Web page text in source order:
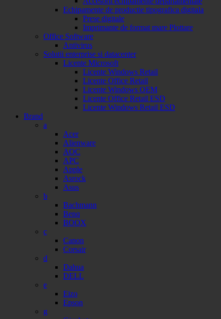
Echipamente de productie tipografica digitala
Prese digitale
Imprimante de format mare Plottare
Office Software
Antivirus
Solutii enterprise si datacenter
Licente Microsoft
Licente Windows Retail
Licente Office Retail
Licente Windows OEM
Licente Office Retail ESD
Licente Windows Retail ESD
Brand
a
Acer
Alienware
AOC
APC
Apple
Asrock
Asus
b
Bachmann
Benq
BOOX
c
Canon
Corsair
d
Dahua
DELL
e
Eizo
Epson
g